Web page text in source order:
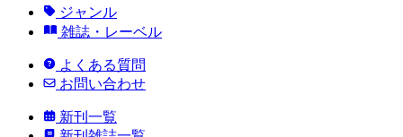
ジャンル
雑誌・レーベル
よくある質問
お問い合わせ
新刊一覧